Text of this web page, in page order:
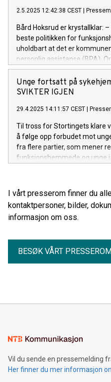
2.5.2025 12:42:38 CEST
Bård Hoksrud er krystallklar:
beste politikken for
uholdbart at det er
personlig assistanse (BPA).
Unge fortsatt på
SVIKTER IGJEN
29.4.2025 14:11:57 CEST
Til tross for Stortingets klare
å følge opp forbudet mot
fra flere partier, som mener
funksjonshemmede og unge i
I vårt presserom finner du
kontaktpersoner, bilder,
informasjon om oss.
BESØK VÅRT PRESSEROM
Vil du sende en pressemelding
Her finner du mer informasjon